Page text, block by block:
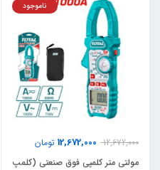
12,672,000
12,672,000 تومان
ناموجود
مولتی متر کلمپی فوق صنعتی (کلمپ